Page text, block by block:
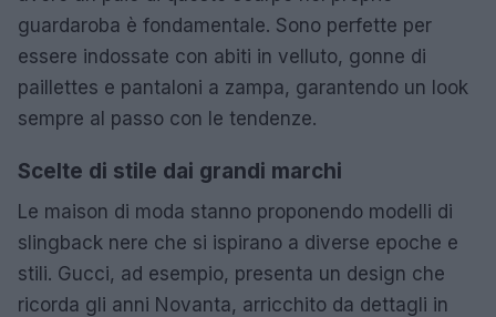
guardaroba è fondamentale. Sono perfette per
essere indossate con abiti in velluto, gonne di
paillettes e pantaloni a zampa, garantendo un look
sempre al passo con le tendenze.
Scelte di stile dai grandi marchi
Le maison di moda stanno proponendo modelli di
slingback nere che si ispirano a diverse epoche e
stili. Gucci, ad esempio, presenta un design che
ricorda gli anni Novanta, arricchito da dettagli in